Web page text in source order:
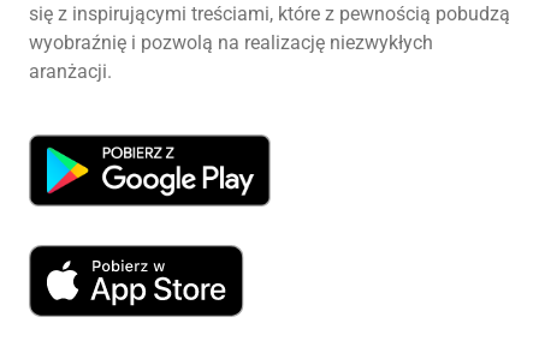
się z inspirującymi treściami, które z pewnością pobudzą
wyobraźnię i pozwolą na realizację niezwykłych
aranżacji.